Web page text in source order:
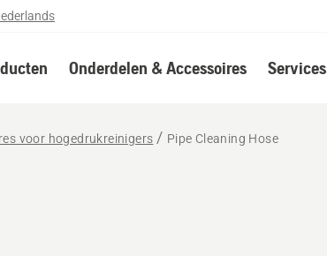
Onderdelen & Accessoires Services
voor hogedrukreinigers Pipe Cleaning Hose